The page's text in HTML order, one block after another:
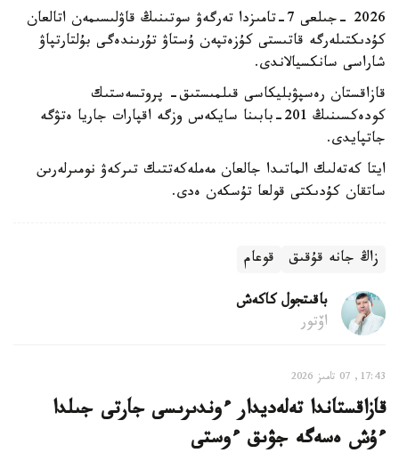
2026 -جىلعى 7-تامىزدا تەرگەۋ سوتىنىڭ قاۋلىسىمەن اتالعان
كۇدىكتىلەرگە قاتىستى كۇزەتپەن ۇستاۋ تۇرىندەگى بۇلتارتپاۋ
شاراسى سانكسيالاندى.
قازاقستان رەسپۋبليكاسى قىلمىستىق- پروتسەستىك
كودەكسىنىڭ 201-بابىنا سايكەس وزگە اقپارات جاريا ەتۋگە
جاتپايدى.
ايتا كەتەلىك الماتىدا جالعان مەملەكەتتىك تىركەۋ نومىرلەرىن
ساتقان كۇدىكتى قولعا تۇسكەن ەدى.
زاڭ جانە قۇقىق قوعام
باقىتجول كاكەش
اۆتور
17:43, 07 تامىز 2026
قازاقستاندا تەلەديدار ءوندىرىسى جارتى جىلدا
ءۇش ەسەگە جۋىق ءوستى